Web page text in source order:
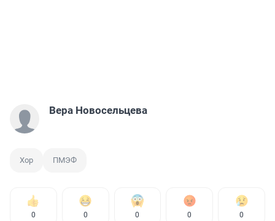
Вера Новосельцева
Хор ПМЭФ
0 0 0 0 0